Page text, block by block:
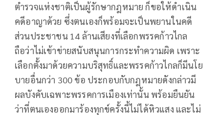
ตำรวจแห่งชาติเป็นผู้รักษากฎหมาย ก็ขอให้ดำเนิน
คดีอาญาด้วย ซึ่งตนเองก็พร้อมจะเป็นพยานในคดี
ส่วนประชาชน 14 ล้านเสียงที่เลือกพรรคก้าวไกล
ถือว่าไม่เข้าข่ายสนับสนุนการกระทำความผิด เพราะ
เลือกตั้งมาด้วยความบริสุทธิ์และพรรคก้าวไกลก็มีนโย
บายอื่นกว่า 300 ข้อ ประกอบกับกฎหมายดังกล่าวมี
ผลบังคับเฉพาะพรรคการเมืองเท่านั้น พร้อมยืนยัน
ว่าที่ตนเองออกมาร้องทุกข์ครั้งนี้ไม่ได้หิวแสง และไม่